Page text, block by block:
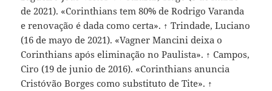
de 2021). «Corinthians tem 80% de Rodrigo Varanda
e renovação é dada como certa». ↑ Trindade, Luciano
(16 de mayo de 2021). «Vagner Mancini deixa o
Corinthians após eliminação no Paulista». ↑ Campos,
Ciro (19 de junio de 2016). «Corinthians anuncia
Cristóvão Borges como substituto de Tite». ↑